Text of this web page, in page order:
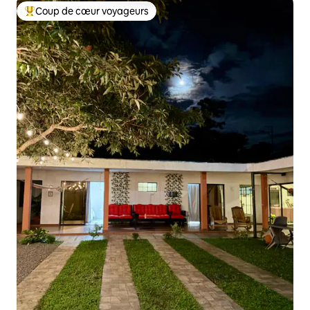
Coup de cœur voyageurs parmi les plus aimés
Coup de cœur voyageurs